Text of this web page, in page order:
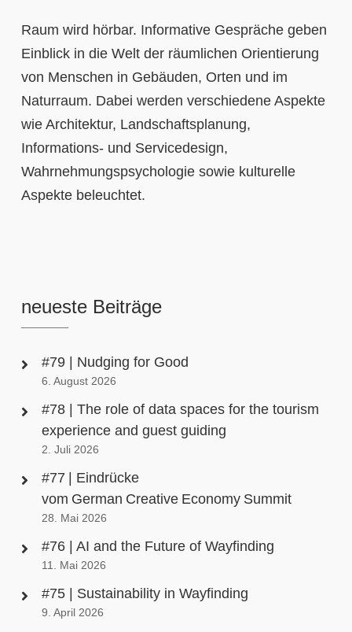
Raum wird hörbar. Informative Gespräche geben
Einblick in die Welt der räumlichen Orientierung
von Menschen in Gebäuden, Orten und im
Naturraum. Dabei werden verschiedene Aspekte
wie Architektur, Landschaftsplanung,
Informations- und Servicedesign,
Wahrnehmungspsychologie sowie kulturelle
Aspekte beleuchtet.
neueste Beiträge
#79 | Nudging for Good
6. August 2026
#78 | The role of data spaces for the tourism
experience and guest guiding
2. Juli 2026
#77 | Eindrücke
vom German Creative Economy Summit
28. Mai 2026
#76 | AI and the Future of Wayfinding
11. Mai 2026
#75 | Sustainability in Wayfinding
9. April 2026